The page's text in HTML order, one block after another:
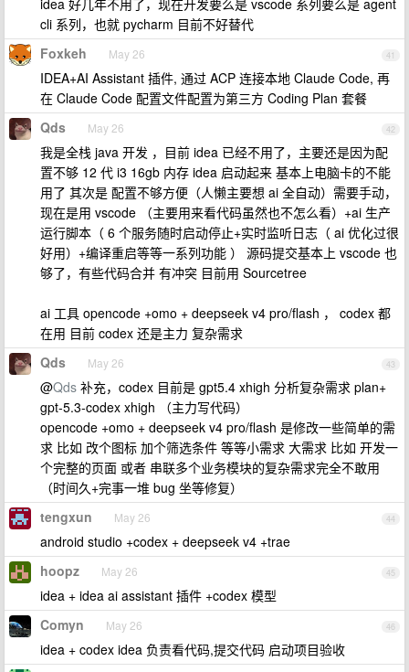
idea 好几年不用了，现在开发要么是 vscode 系列要么是 agent
cli 系列，也就 pycharm 目前不好替代
41
Foxkeh May 26
IDEA+AI Assistant 插件, 通过 ACP 连接本地 Claude Code, 再
在 Claude Code 配置文件配置为第三方 Coding Plan 套餐
42
Qds May 26
我是全栈 java 开发 ，目前 idea 已经不用了，主要还是因为配
置不够 12 代 i3 16gb 内存 idea 启动起来 基本上电脑卡的不能
用了 其次是 配置不够方便（人懒主要想 ai 全自动）需要手动，
现在是用 vscode （主要用来看代码虽然也不怎么看）+ai 生产
运行脚本（ 6 个服务随时启动停止+实时监听日志（ ai 优化过很
好用）+编译重启等等一系列功能 ） 源码提交基本上 vscode 也
够了，有些代码合并 有冲突 目前用 Sourcetree
ai 工具 opencode +omo + deepseek v4 pro/flash ， codex 都
在用 目前 codex 还是主力 复杂需求
43
Qds May 26
@Qds 补充，codex 目前是 gpt5.4 xhigh 分析复杂需求 plan+
gpt-5.3-codex xhigh （主力写代码）
opencode +omo + deepseek v4 pro/flash 是修改一些简单的需
求 比如 改个图标 加个筛选条件 等等小需求 大需求 比如 开发一
个完整的页面 或者 串联多个业务模块的复杂需求完全不敢用
（时间久+完事一堆 bug 坐等修复）
44
tengxun May 26
android studio +codex + deepseek v4 +trae
45
hoopz May 26
idea + idea ai assistant 插件 +codex 模型
46
Comyn May 26
idea + codex idea 负责看代码,提交代码 启动项目验收